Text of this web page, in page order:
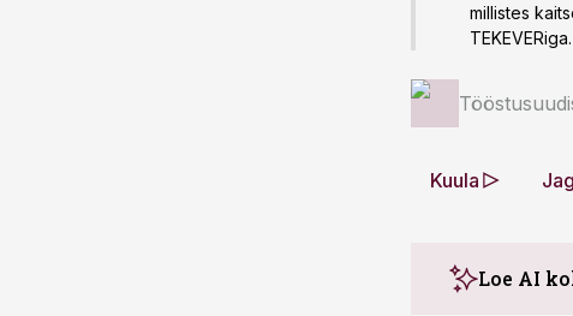
millistes
TEKEVERiga.
Kuula
Loe AI